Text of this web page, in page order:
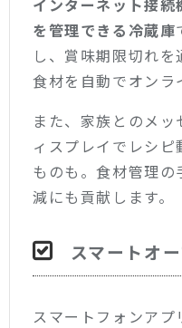
インターネット接
を管理できる冷蔵庫
し、賞味期限切れ
食材を自動でオンラ
また、家族とのメ
ィスプレイでレシ
ものも。食材管理
減にも貢献します。
スマートオ
スマートフォンア